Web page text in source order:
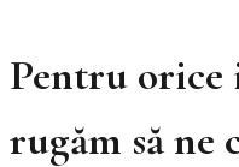
Pentru
rugăm să ne